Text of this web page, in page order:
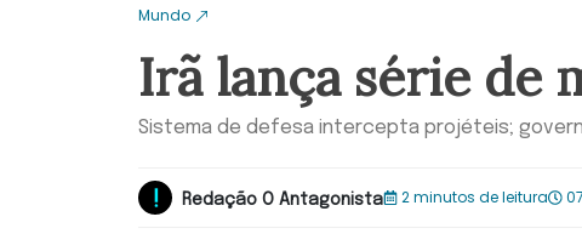
Mundo
Irã lança série de
Sistema de defesa intercepta projéteis;
Redação O Antagonista 2 minutos de leitura